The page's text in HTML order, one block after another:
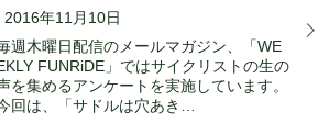
2016年11月10日
週木曜日配信のメールマガジン、「WE
FUNRiDE」ではサイクリストの生の
を集めるアンケートを実施しています。
回は、「サドルは穴あき…